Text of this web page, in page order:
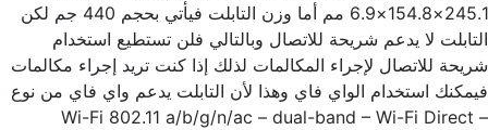
245.1×154.8×6.9 مم أما وزن التابلت فيأتي بحجم 440 جم لكن
التابلت لا يدعم شريحة للاتصال وبالتالي فلن تستطيع استخدام
شريحة للاتصال لإجراء المكالمات لذلك إذا كنت تريد إجراء مكالمات
فيمكنك استخدام الواي فاي وهذا لأن التابلت يدعم واي فاي من نوع
Wi-Fi 802.11 a/b/g/n/ac – dual-band – Wi-Fi Direct –